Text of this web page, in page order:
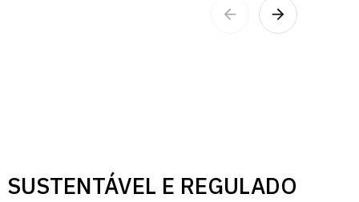
E REGULADO